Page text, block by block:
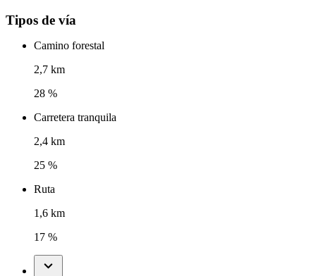
Tipos de vía
Camino forestal
2,7 km
28 %
Carretera tranquila
2,4 km
25 %
Ruta
1,6 km
17 %